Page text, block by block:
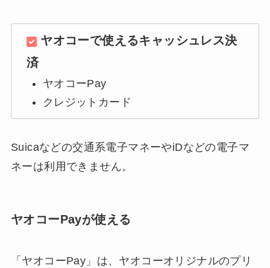
ヤオコーで使えるキャッシュレス決
済
ヤオコーPay
クレジットカード
Suicaなどの交通系電子マネーやiDなどの電子マ
ネーは利用できません。
ヤオコーPayが使える
「ヤオコーPay」は、ヤオコーオリジナルのプリ